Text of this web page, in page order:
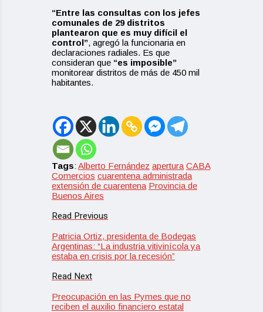
“Entre las consultas con los jefes
comunales de 29 distritos
plantearon que es muy difícil el
control”, agregó la funcionaria en
declaraciones radiales. Es que
consideran que “es imposible”
monitorear distritos de más de 450 mil
habitantes.
Tags:Alberto Fernández apertura CABA
Comercios cuarentena administrada
extensión de cuarentena Provincia de
Buenos Aires
Read Previous
Patricia Ortiz, presidenta de Bodegas
Argentinas: “La industria vitivinícola ya
estaba en crisis por la recesión”
Read Next
Preocupación en las Pymes que no
reciben el auxilio financiero estatal